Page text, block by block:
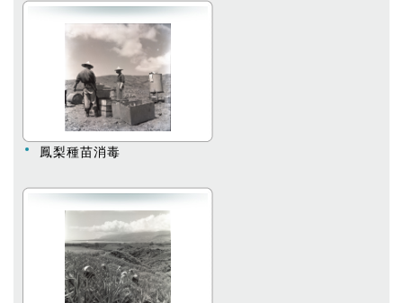
鳳梨種苗消毒